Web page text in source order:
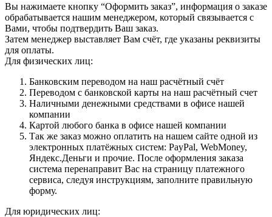
Вы нажимаете кнопку “Оформить заказ”, информация о заказе
обрабатывается нашим менеджером, который связывается с
Вами, чтобы подтвердить Ваш заказ.
Затем менеджер выставляет Вам счёт, где указаны реквизиты
для оплаты.
Для физических лиц:
Банковским переводом на наш расчётный счёт
Переводом с банковской карты на наш расчётный счет
Наличными денежными средствами в офисе нашей
компании
Картой любого банка в офисе нашей компании
Так же заказ можно оплатить на нашем сайте одной из
электронных платёжных систем: PayPal, WebMoney,
Яндекс.Деньги и прочие. После оформления заказа
система перенаправит Вас на страницу платежного
сервиса, следуя инструкциям, заполните правильную
форму.
Для юридических лиц: